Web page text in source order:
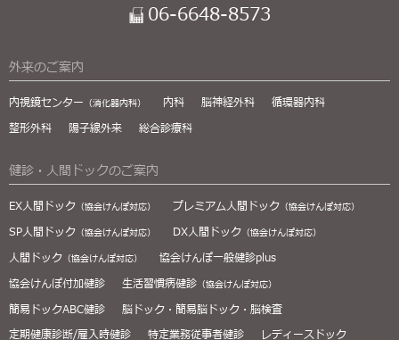
06-6648-8573
外来のご案内
内視鏡センター （消化器内科） 内科 脳神経外科
循環器内科
整形外科
陽子線外来 総合診療科
健診・人間ドックのご案内
EX人間ドック （協会けんぽ対応） プレミアム人間ドック （協会けんぽ対応）
SP人間ドック （協会けんぽ対応） DX人間ドック （協会けんぽ対応）
人間ドック （協会けんぽ対応）
協会けんぽ一般健診plus
協会けんぽ付加健診
生活習慣病健診 （協会けんぽ対応）
簡易ドックABC健診
脳ドック・簡易脳ドック・脳検査
定期健康診断/雇入時健診
特定業務従事者健診 レディースドック